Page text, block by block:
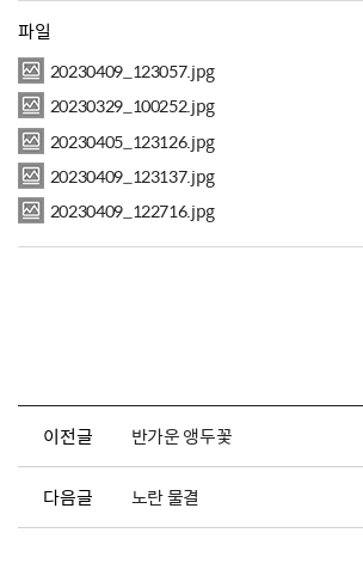
파일
20230409_123057.jpg
20230329_100252.jpg
20230405_123126.jpg
20230409_123137.jpg
20230409_122716.jpg
이전글 반가운 앵두꽃
다음글 노란 물결